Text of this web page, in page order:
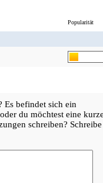
Popularität
Es befindet sich ein
du möchtest eine
schreiben? Schreibe